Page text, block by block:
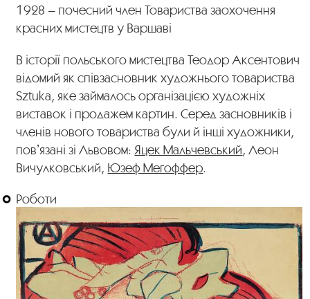
1928 – почесний член Товариства заохочення
красних мистецтв у Варшаві
В історії польського мистецтва Теодор Аксентович
відомий як співзасновник художнього товариства
Sztuka, яке займалось організацією художніх
виставок і продажем картин. Серед засновників і
членів нового товариства були й інші художники,
повʼязані зі Львовом: Яцек Мальчевський, Леон
Вичулковський, Юзеф Мегоффер.
Роботи